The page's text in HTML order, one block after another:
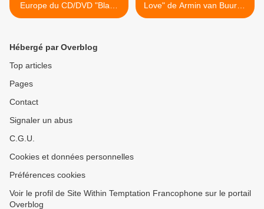
Europe du CD/DVD "Black
Symphony" en pré-
Love" de Armin van Buuren
feat Sharon den Adel >
Hébergé par Overblog
Top articles
Pages
Contact
Signaler un abus
C.G.U.
Cookies et données personnelles
Préférences cookies
Voir le profil de Site Within Temptation Francophone sur le portail
Overblog